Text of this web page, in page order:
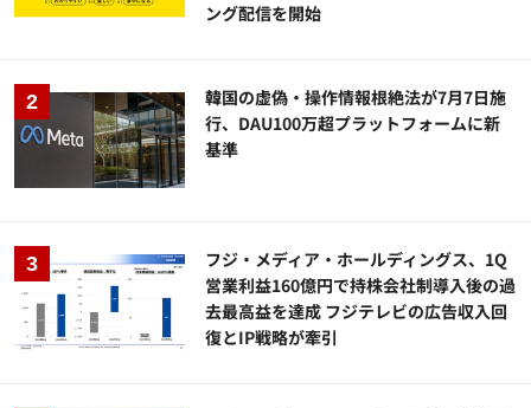
ング配信を開始
韓国の虚偽・操作情報根絶法が7月7日施
行、DAU100万超プラットフォームに新
基準
フジ・メディア・ホールディングス、1Q
営業利益160億円で持株会社制導入後の過
去最高益を達成 フジテレビの広告収入回
復とIP戦略が牽引